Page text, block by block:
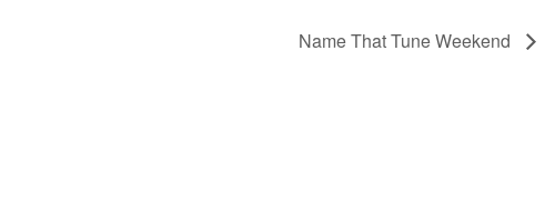
Name That Tune Weekend